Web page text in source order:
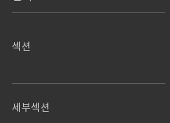
공지사항
섹션
세부섹션